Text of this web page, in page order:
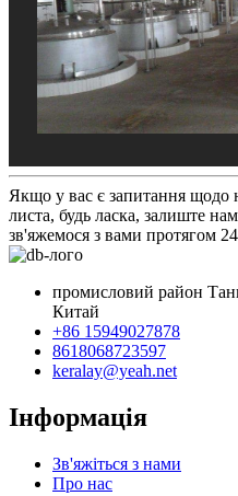
Якщо у вас є запитання щодо
листа, будь ласка, залиште
зв'яжемося з вами протягом
промисловий район
Китай
+86 15949027878
8618068723597
keralay@yeah.net
Інформація
Зв'яжіться з нами
Про нас